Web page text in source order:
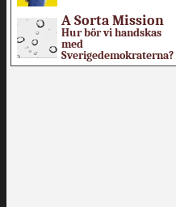
A Sorta Mission
Hur bör vi handskas
med
Sverigedemokraterna?